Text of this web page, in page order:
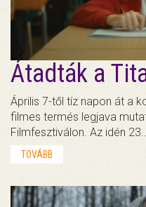
Átadták a
Április 7-től tíz napon át a
filmes termés legjava
Filmfesztiválon. Az idén
TOVÁBB